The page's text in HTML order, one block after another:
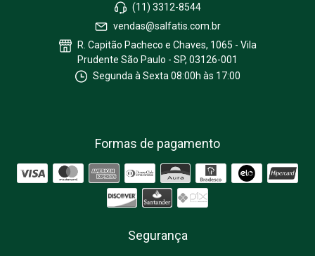
(11) 3312-8544
vendas@salfatis.com.br
R. Capitão Pacheco e Chaves, 1065 - Vila
Prudente São Paulo - SP, 03126-001
Segunda à Sexta 08:00h às 17:00
Formas de pagamento
Segurança